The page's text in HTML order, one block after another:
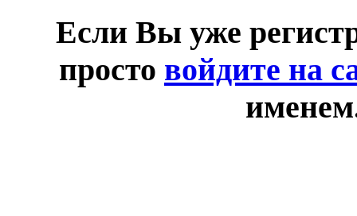
Если Вы уже
просто войдите на